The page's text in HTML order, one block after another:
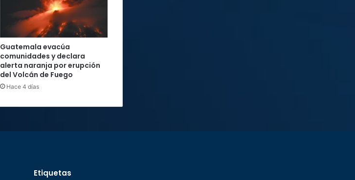
Guatemala evacúa
comunidades y declara
alerta naranja por erupción
del Volcán de Fuego
Hace 4 días
Etiquetas